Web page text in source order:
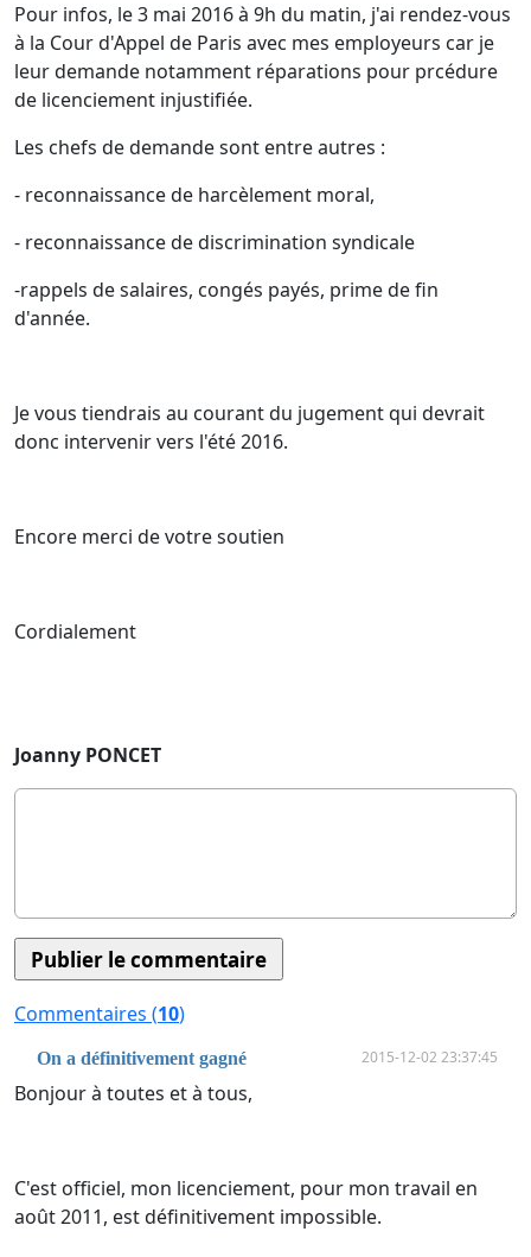
Pour infos, le 3 mai 2016 à 9h du matin, j'ai rendez-vous
à la Cour d'Appel de Paris avec mes employeurs car je
leur demande notamment réparations pour prcédure
de licenciement injustifiée.
Les chefs de demande sont entre autres :
- reconnaissance de harcèlement moral,
- reconnaissance de discrimination syndicale
-rappels de salaires, congés payés, prime de fin
d'année.
Je vous tiendrais au courant du jugement qui devrait
donc intervenir vers l'été 2016.
Encore merci de votre soutien
Cordialement
Joanny PONCET
Commentaires (10)
On a définitivement gagné 2015-12-02 23:37:45
Bonjour à toutes et à tous,
C'est officiel, mon licenciement, pour mon travail en
août 2011, est définitivement impossible.